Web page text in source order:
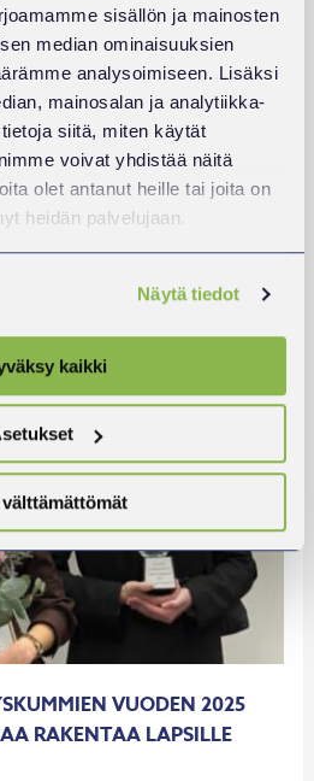
sisällön ja mainosten
median ominaisuuksien
analysoimiseen. Lisäksi
mainosalan ja analytiikka-
siitä, miten käytät
voivat yhdistää näitä
olet antanut heille tai joita on
heidän palvelujaan.
Näytä tiedot
kaikki
välttämättömät
hyvin tarjolla olevat palvelut.
että ammattilaisten työ maksaa.
YRITYSKUMMIT
VUODEN 2025
RAKENTAA LAPSILLE